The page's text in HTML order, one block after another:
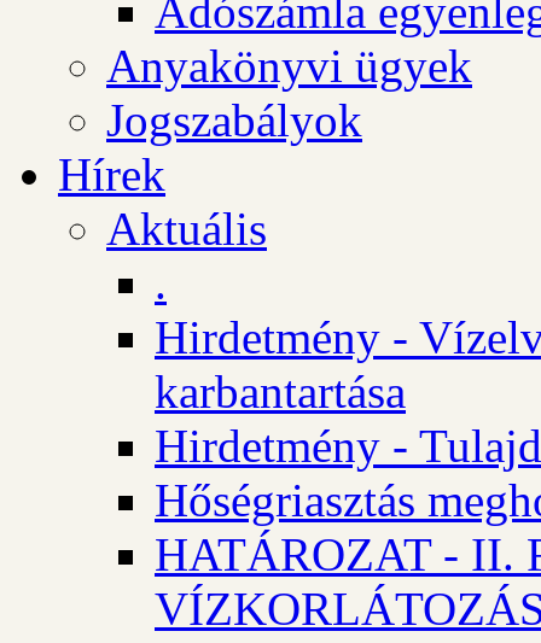
Adószámla
Anyakönyvi ügyek
Jogszabályok
Hírek
Aktuális
.
Hirdetmény -
karbantartása
Hirdetmény -
Hőségriasztás
HATÁROZAT - II.